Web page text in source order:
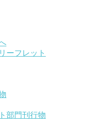
ーフレット
部門刊行物